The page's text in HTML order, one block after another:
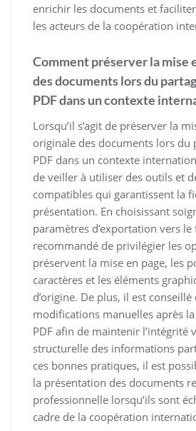
enrichir les documents et
les acteurs de la coopération
Comment préserver la mise
des documents lors du
PDF dans un contexte
Lorsqu’il s’agit de préserver la
originale des documents lors du
PDF dans un contexte
de veiller à utiliser des outils et
compatibles qui garantissent la
présentation. En choisissant
paramètres d’exportation vers
recommandé de privilégier les
préservent la mise en page, les
caractères et les éléments
d’origine. De plus, il est conseillé
modifications manuelles après
PDF afin de maintenir l’intégrité
structurelle des informations
ces bonnes pratiques, il est
la présentation des documents
professionnelle lorsqu’ils sont
cadre de la coopération